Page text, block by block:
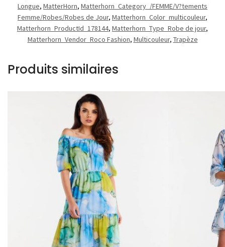
Longue, MatterHorn, Matterhorn_Category_/FEMME/V?tements
Femme/Robes/Robes de Jour, Matterhorn_Color_multicouleur,
Matterhorn_ProductId_178144, Matterhorn_Type_Robe de jour,
Matterhorn_Vendor_Roco Fashion, Multicouleur, Trapèze
Produits similaires